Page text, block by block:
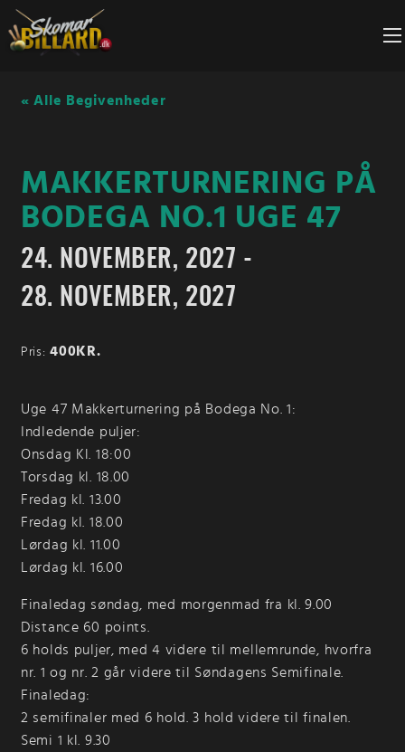
Fortsæt
til
indhold
« Alle Begivenheder
MAKKERTURNERING PÅ
BODEGA NO.1 UGE 47
24. NOVEMBER, 2027 -
28. NOVEMBER, 2027
Pris:400KR.
Uge 47 Makkerturnering på Bodega No. 1:
Indledende puljer:
Onsdag Kl. 18:00
Torsdag kl. 18.00
Fredag kl. 13.00
Fredag kl. 18.00
Lørdag kl. 11.00
Lørdag kl. 16.00
Finaledag søndag, med morgenmad fra kl. 9.00
Distance 60 points.
6 holds puljer, med 4 videre til mellemrunde, hvorfra
nr. 1 og nr. 2 går videre til Søndagens Semifinale.
Finaledag:
2 semifinaler med 6 hold. 3 hold videre til finalen.
Semi 1 kl. 9.30